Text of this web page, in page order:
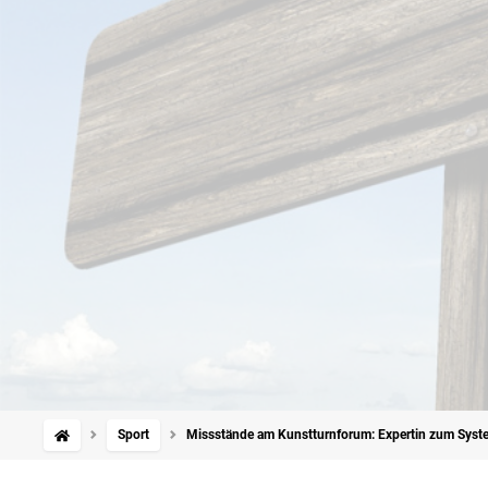
Sport Missstände am Kunstturnforum: Expertin zum